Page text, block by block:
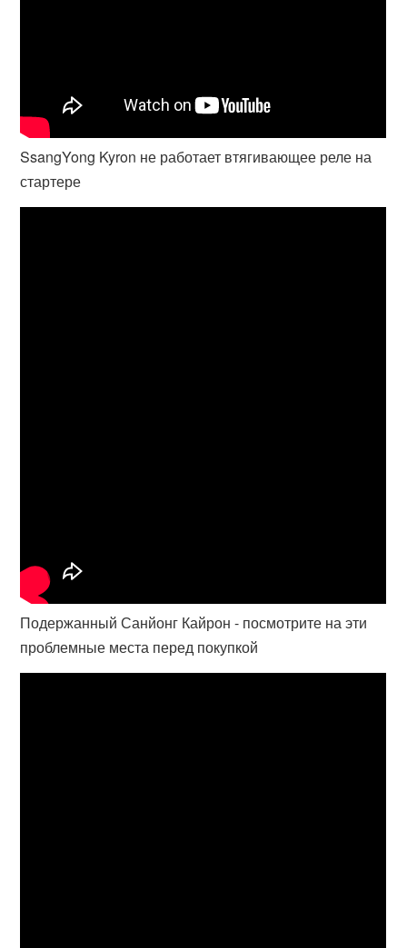
SsangYong Kyron не работает втягивающее реле на
стартере
Подержанный Санйонг Кайрон - посмотрите на эти
проблемные места перед покупкой